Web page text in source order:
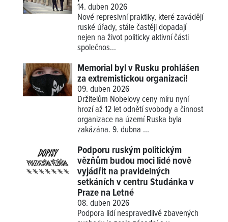
14. duben 2026
Nové represivní praktiky, které zavádějí
ruské úřady, stále častěji dopadají
nejen na život politicky aktivní části
společnos...
Memorial byl v Rusku prohlášen
za extremistickou organizaci!
09. duben 2026
Držitelům Nobelovy ceny míru nyní
hrozí až 12 let odnětí svobody a činnost
organizace na území Ruska byla
zakázána. 9. dubna ...
Podporu ruským politickým
vězňům budou moci lidé nově
vyjádřit na pravidelných
setkáních v centru Studánka v
Praze na Letné
08. duben 2026
Podpora lidí nespravedlivě zbavených